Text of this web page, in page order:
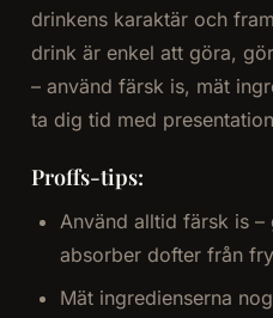
drinkens karaktär och
drink är enkel att göra,
– använd färsk is, mät
ta dig tid med
Proffs-tips:
Använd alltid färsk is –
absorber dofter från
Mät ingredienserna